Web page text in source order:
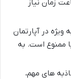
ملکه ماری، حداقل ۳ تا ۴ ساعت زمان نیاز
در آپارتمان
ممنوع است. به
های مهم،